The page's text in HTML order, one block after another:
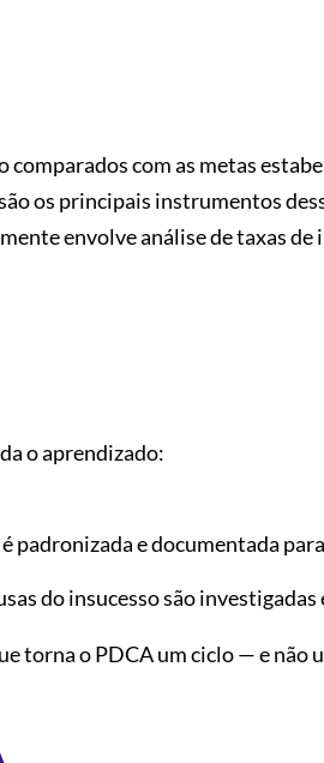
comparados com as metas
os principais instrumentos
envolve análise de taxas
o aprendizado:
padronizada e documentada
do insucesso são
torna o PDCA um ciclo — e não